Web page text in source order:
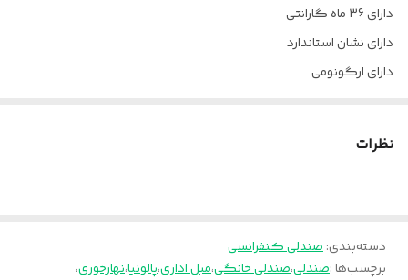
جک
فوم
دارای 36 ماه گارانتی
دارای نشان استاندارد
دارای ارگونومی
نظرات
دسته‌بندی:صندلی کنفرانسی
برچسب‌ها :صندلی،صندلی خانگی،مبل اداری،پالونیا،نهارخوری،